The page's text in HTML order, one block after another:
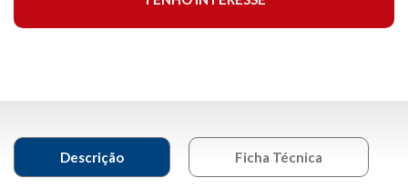
Descrição Ficha Técnica